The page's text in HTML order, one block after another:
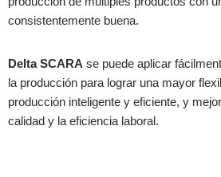
consistentemente buena.
Delta SCARA se puede aplicar
la producción para lograr una mayor
producción inteligente y eficiente, y
calidad y la eficiencia laboral.